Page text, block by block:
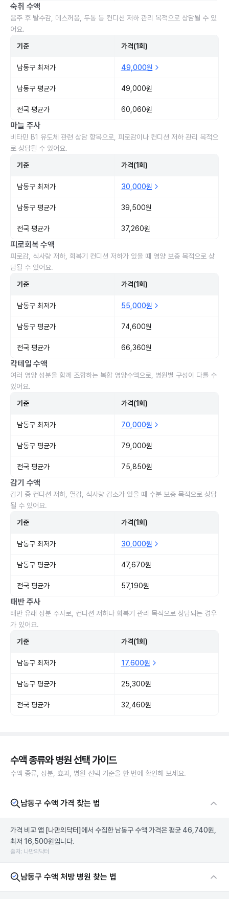
숙취 수액
음주 후 탈수감, 메스꺼움, 두통 등 컨디션 저하 관리 목적으로 상담될 수 있
어요.
기준 가격(1회)
남동구 최저가 49,000원
남동구 평균가 49,000원
전국 평균가 60,060원
마늘 주사
비타민 B1 유도체 관련 상담 항목으로, 피로감이나 컨디션 저하 관리 목적으
로 상담될 수 있어요.
기준 가격(1회)
남동구 최저가 30,000원
남동구 평균가 39,500원
전국 평균가 37,260원
피로회복 수액
피로감, 식사량 저하, 회복기 컨디션 저하가 있을 때 영양 보충 목적으로 상
담될 수 있어요.
기준 가격(1회)
남동구 최저가 55,000원
남동구 평균가 74,600원
전국 평균가 66,360원
칵테일 수액
여러 영양 성분을 함께 조합하는 복합 영양수액으로, 병원별 구성이 다를 수
있어요.
기준 가격(1회)
남동구 최저가 70,000원
남동구 평균가 79,000원
전국 평균가 75,850원
감기 수액
감기 중 컨디션 저하, 열감, 식사량 감소가 있을 때 수분 보충 목적으로 상담
될 수 있어요.
기준 가격(1회)
남동구 최저가 30,000원
남동구 평균가 47,670원
전국 평균가 57,190원
태반 주사
태반 유래 성분 주사로, 컨디션 저하나 회복기 관리 목적으로 상담되는 경우
가 있어요.
기준 가격(1회)
남동구 최저가 17,600원
남동구 평균가 25,300원
전국 평균가 32,460원
수액 종류와 병원 선택 가이드
수액 종류, 성분, 효과, 병원 선택 기준을 한 번에 확인해 보세요.
남동구 수액 가격 찾는 법
가격 비교 앱 [나만의닥터] 에서 수집한 남동구 수액 가격은 평균 46,740원,
최저 16,500원입니다.
출처: 나만의닥터
남동구 수액 처방 병원 찾는 법